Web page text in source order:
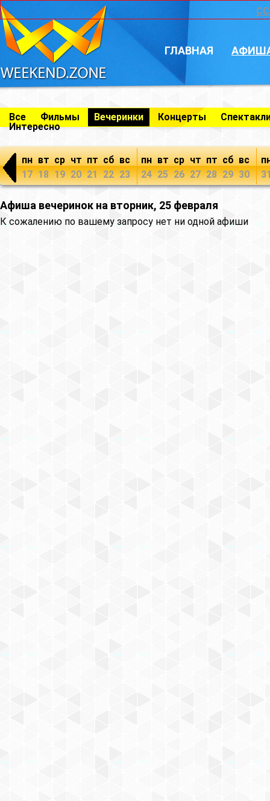
ГЛАВНАЯ
Все Фильмы Вечеринки Концерты
Интересно
пн
17
вт
18
ср
19
чт
20
пт
21
сб
22
вс
23
пн
24
вт
25
ср
26
чт
27
пт
28
сб
29
вс
30
Афиша вечеринок на вторник, 25 февраля
К сожалению по вашему запросу нет ни одной афиши